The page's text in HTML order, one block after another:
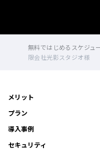
無料ではじめるスケジュ
限会社光影スタジオ様
メリット
プラン
導入事例
セキュリティ